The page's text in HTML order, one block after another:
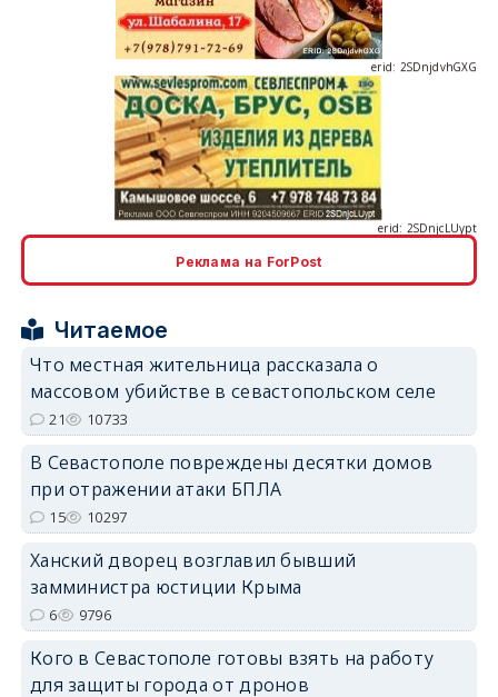
erid: 2SDnjdvhGXG
erid: 2SDnjdvhGXG
Реклама на ForPost
Читаемое
Что местная жительница рассказала о
массовом убийстве в севастопольском селе
21 10733
В Севастополе повреждены десятки домов
при отражении атаки БПЛА
15 10297
Ханский дворец возглавил бывший
замминистра юстиции Крыма
6 9796
Кого в Севастополе готовы взять на работу
для защиты города от дронов